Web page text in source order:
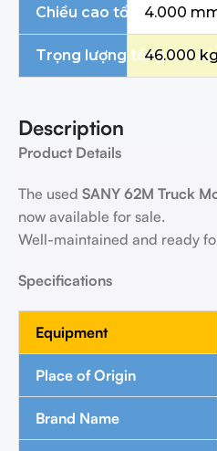
Chiều cao tổng thể
4.000
Trọng lượng tổng thể
46.000
Description
Product Details
The used SANY 62M Truck
now available for sale.
Well-maintained and ready
Specifications
Equipment
Place of Origin
Brand Name